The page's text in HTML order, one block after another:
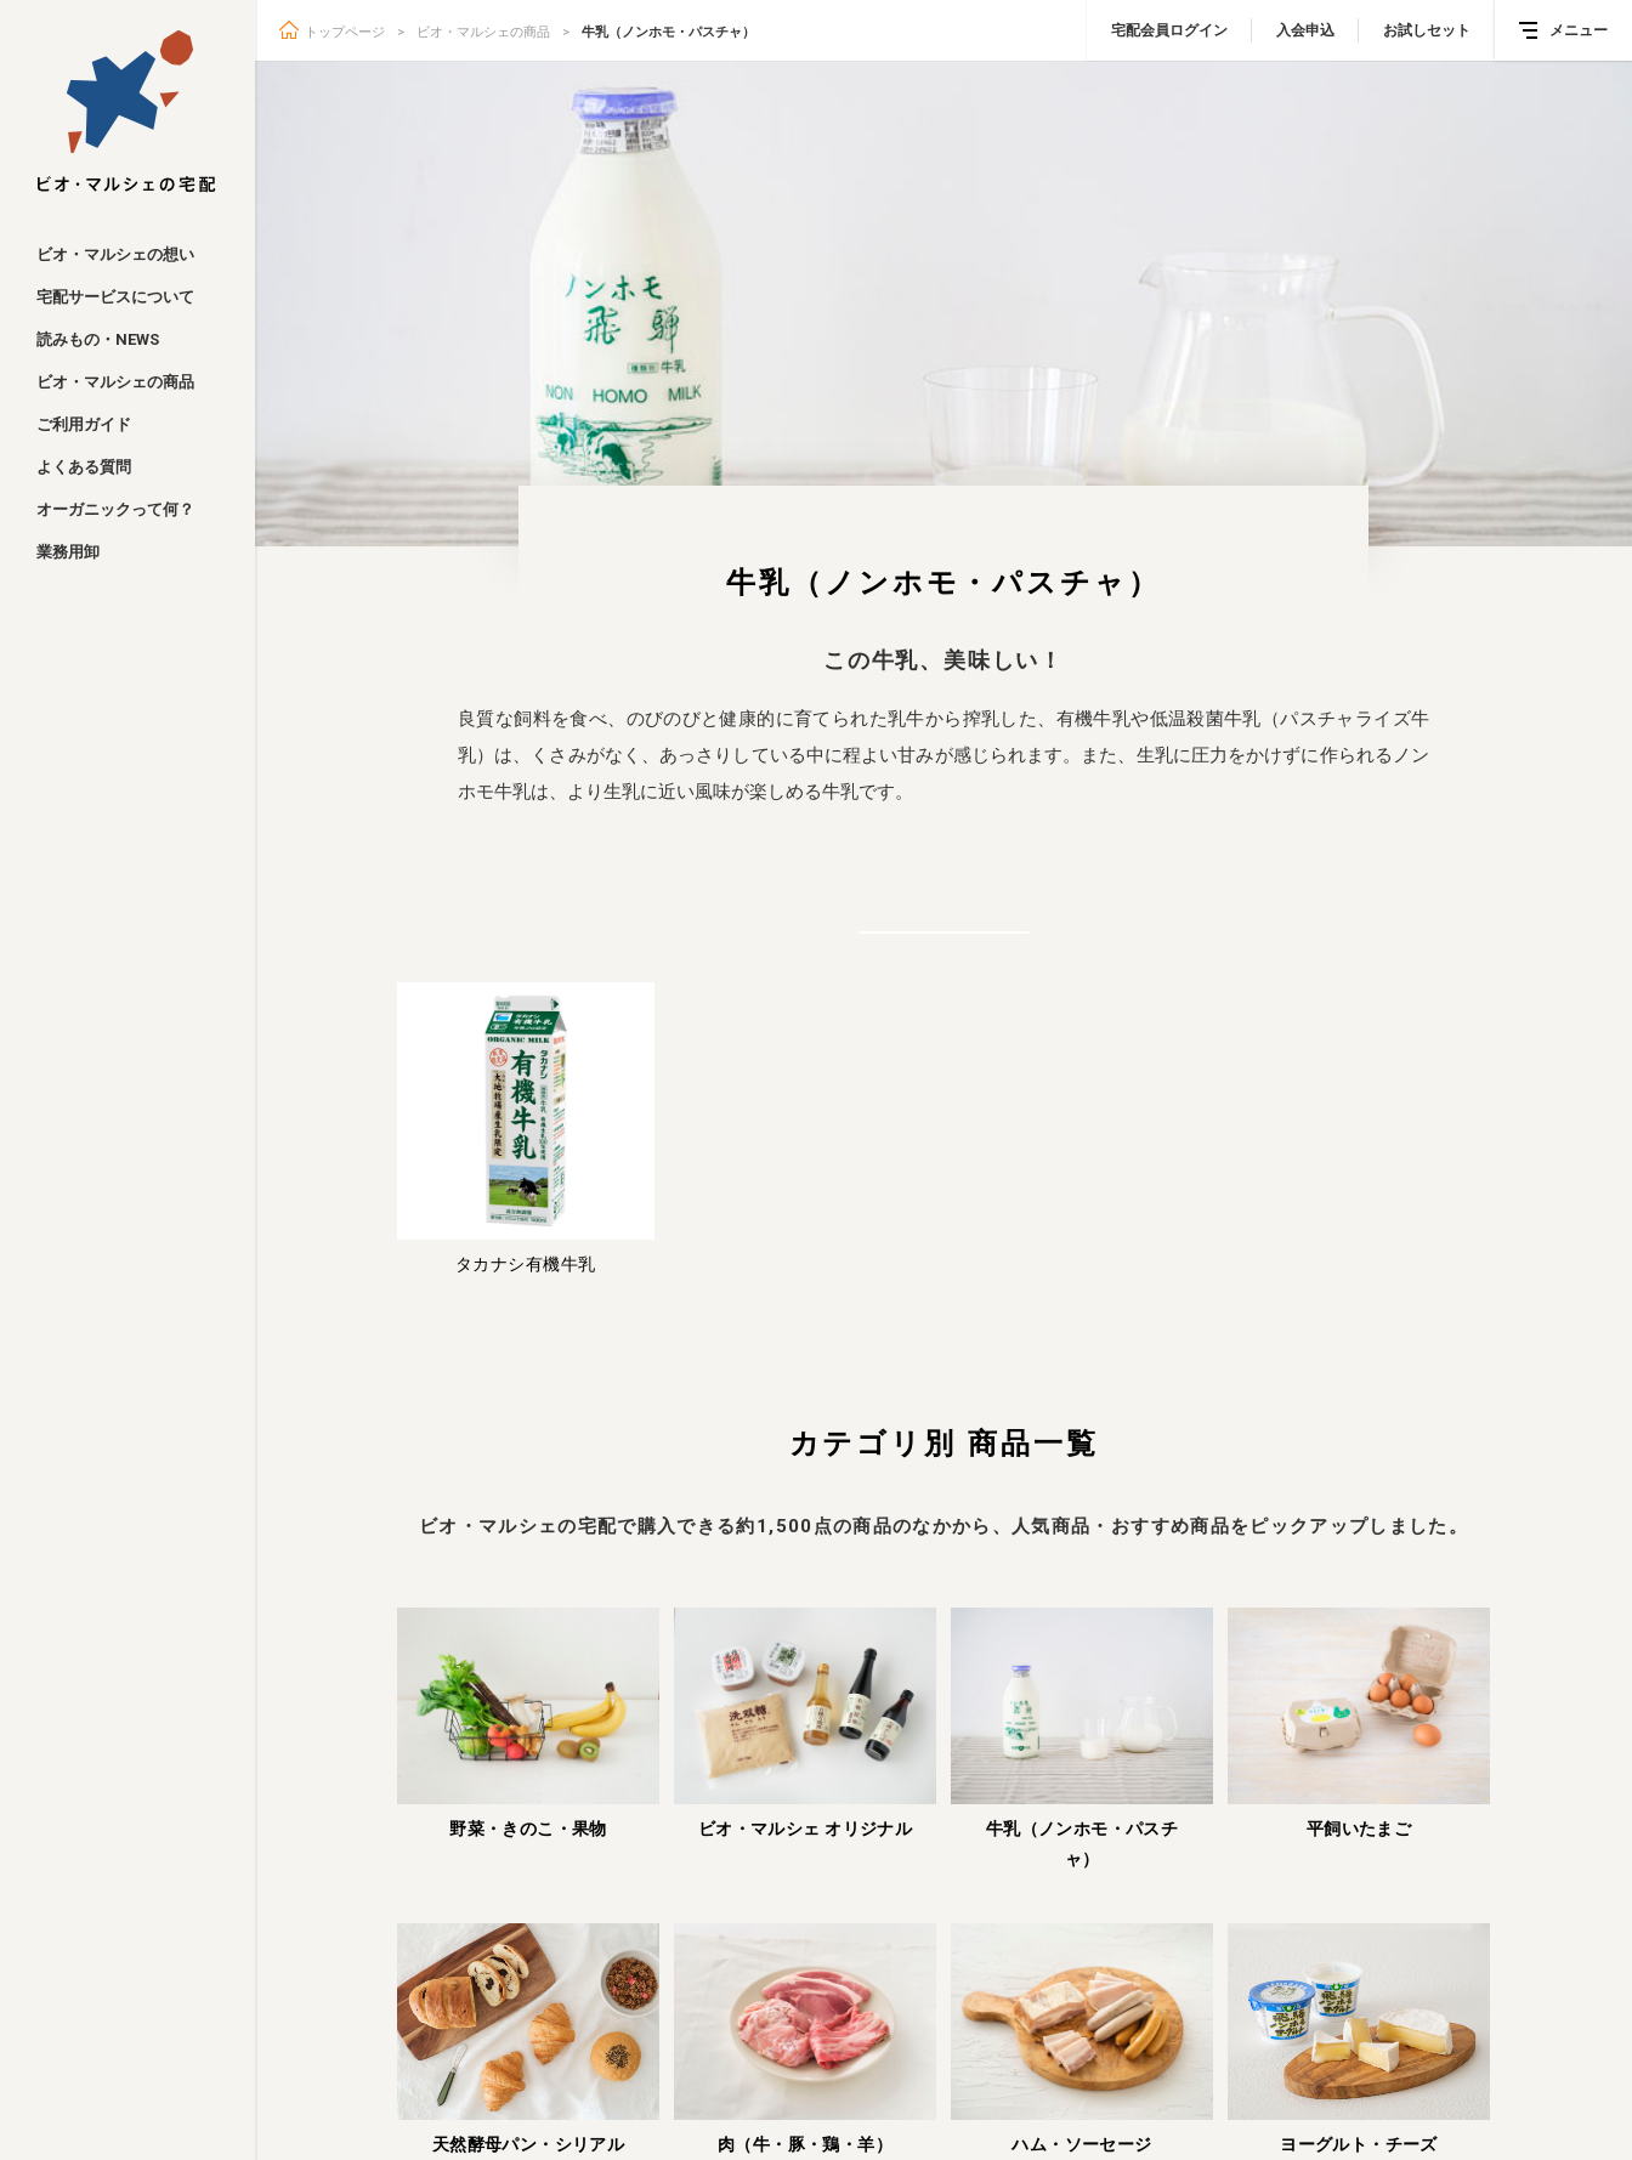
ビオ・マルシェ
ビオ・マルシェの想い
宅配サービスについて
読みもの・NEWS
ビオ・マルシェの商品
ご利用ガイド
よくある質問
オーガニックって何？
業務用卸
宅配会員ログイン 入会申込 お試しセット メニュー
宅配会員ログイン 入会申込 お試しセット メニュー
トップページ ビオ・マルシェの商品 牛乳（ノンホモ・パスチャ）
牛乳（ノンホモ・パスチャ）
この牛乳、美味しい！
良質な飼料を食べ、のびのびと健康的に育てられた乳牛から搾乳した、有機牛乳や低温殺菌牛乳（パスチャライズ牛
乳）は、くさみがなく、あっさりしている中に程よい甘みが感じられます。また、生乳に圧力をかけずに作られるノン
ホモ牛乳は、より生乳に近い風味が楽しめる牛乳です。
タカナシ有機牛乳
カテゴリ別 商品一覧
ビオ・マルシェの宅配で購入できる約1,500点の商品のなかから、人気商品・おすすめ商品をピックアップしました。
野菜・きのこ・果物 ビオ・マルシェ オリジナル
牛乳（ノンホモ・パスチ
ャ）
平飼いたまご
天然酵母パン・シリアル 肉（牛・豚・鶏・羊） ハム・ソーセージ ヨーグルト・チーズ